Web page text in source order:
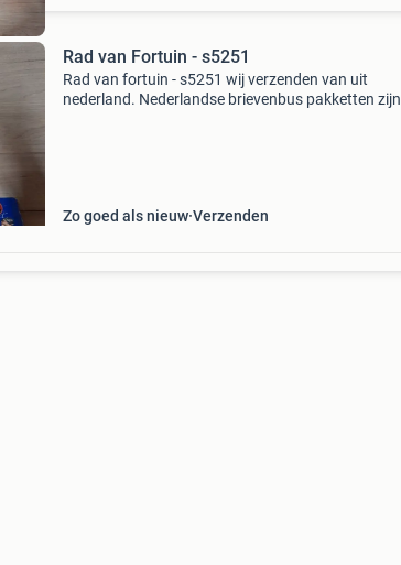
Rad van Fortuin - s5251
Rad van fortuin - s5251 wij verzenden van uit
nederland. Nederlandse brievenbus pakketten zijn
Zo goed als nieuw Verzenden